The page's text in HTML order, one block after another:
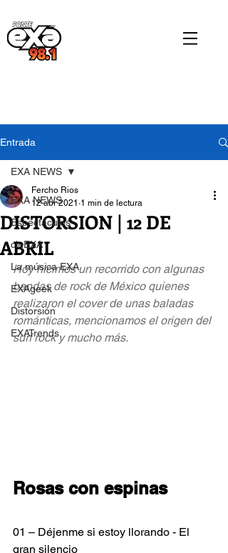
Entrada
EXA NEWS
Espectáculos
cinEXA
La música EXA
EXAgeek
Distorsión
EXATrends
EXA NEWS
DISTORSION | 12 DE
ABRIL
Fercho Rios
12 abr 2021 1 min de lectura
Hoy hicimos un recorrido con algunas
bandas de rock de México quienes
realizaron el cover de unas baladas
románticas, mencionamos el origen del
surf rock y mucho más.
Rosas con espinas
01 – Déjenme si estoy llorando - El
gran silencio